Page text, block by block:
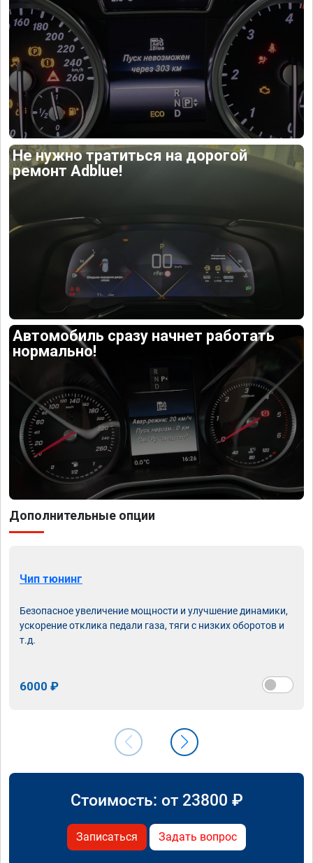
Не нужно тратиться на дорогой
ремонт Adblue!
Автомобиль сразу начнет работать
нормально!
Дополнительные опции
Чип тюнинг
Безопасное увеличение мощности и улучшение динамики,
ускорение отклика педали газа, тяги с низких оборотов и
т.д.
6000 ₽
Стоимость: от 23800 ₽
Записаться Задать вопрос